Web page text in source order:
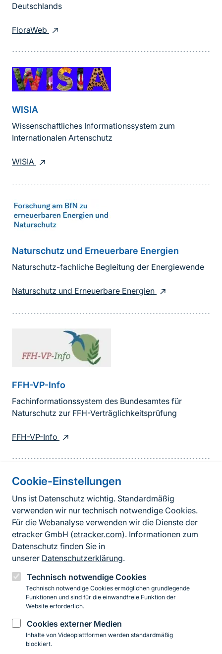
Cookie-Einstellungen
Uns ist Datenschutz wichtig. Standardmäßig
verwenden wir nur technisch notwendige Cookies.
Für die Webanalyse verwenden wir die Dienste der
etracker GmbH (etracker.com). Informationen zum
Datenschutz finden Sie in
unserer Datenschutzerklärung.
Technisch notwendige Cookies
Technisch notwendige Cookies ermöglichen grundlegende
Funktionen und sind für die einwandfreie Funktion der
Website erforderlich.
Cookies externer Medien
Inhalte von Videoplattformen werden standardmäßig
blockiert.
Deutschlands
FloraWeb
WISIA
Wissenschaftliches Informationssystem zum
Internationalen Artenschutz
WISIA
Naturschutz und Erneuerbare Energien
Naturschutz-fachliche Begleitung der Energiewende
Naturschutz und Erneuerbare Energien
FFH-VP-Info
Fachinformationssystem des Bundesamtes für
Naturschutz zur FFH-Verträglichkeitsprüfung
FFH-VP-Info
Informationen zur Seite
FußzeileKontakt zum BfN
Kontaktformular
Erklärung zur Barrierefreiheit
Impressum
Datenschutz
InstagramFacebookYouTubeLinkedIn